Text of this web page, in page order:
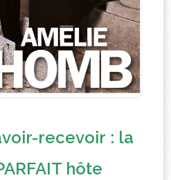
recevoir : la
hôte